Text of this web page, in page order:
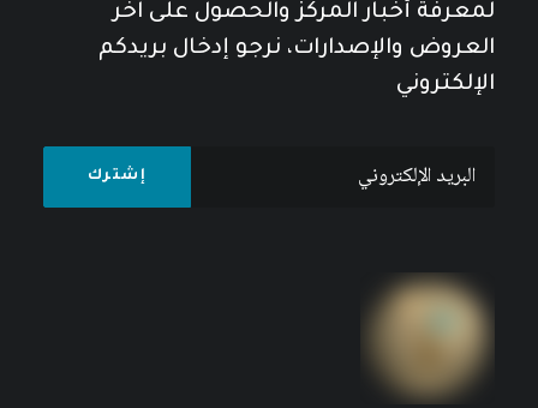
لمعرفة أخبار المركز والحصول على آخر
العروض والإصدارات، نرجو إدخال بريدكم
الإلكتروني